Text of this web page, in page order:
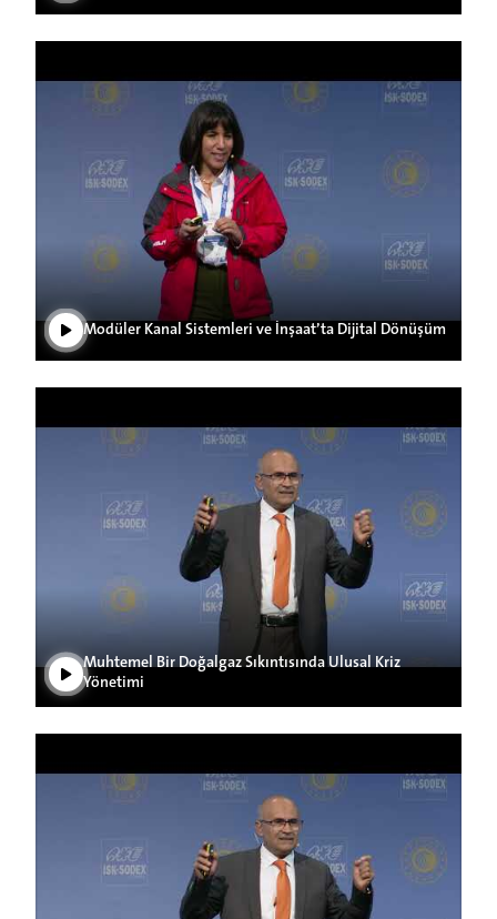
Videoyu Oynat
Modüler Kanal Sistemleri ve İnşaat’ta Dijital Dönüşüm
Videoyu Oynat
Muhtemel Bir Doğalgaz Sıkıntısında Ulusal Kriz
Yönetimi
Videoyu Oynat